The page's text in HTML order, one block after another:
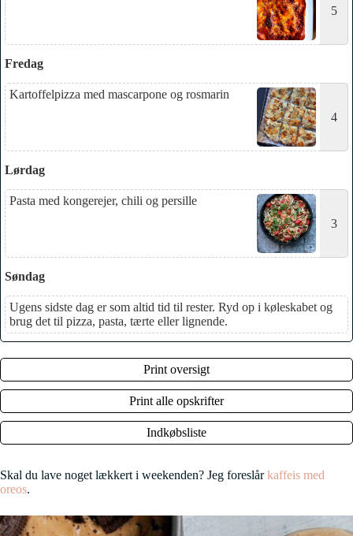
5
Fredag
Kartoffelpizza med mascarpone og rosmarin
4
Lørdag
Pasta med kongerejer, chili og persille
3
Søndag
Ugens sidste dag er som altid tid til rester. Ryd op i køleskabet og
brug det til pizza, pasta, tærte eller lignende.
Print oversigt
Print alle opskrifter
Indkøbsliste
Skal du lave noget lækkert i weekenden? Jeg foreslårkaffeis med
oreos.